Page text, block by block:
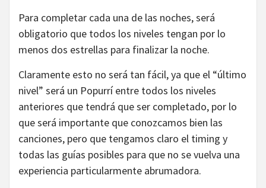
Para completar cada una de las noches, será
obligatorio que todos los niveles tengan por lo
menos dos estrellas para finalizar la noche.
Claramente esto no será tan fácil, ya que el “último
nivel” será un Popurrí entre todos los niveles
anteriores que tendrá que ser completado, por lo
que será importante que conozcamos bien las
canciones, pero que tengamos claro el timing y
todas las guías posibles para que no se vuelva una
experiencia particularmente abrumadora.